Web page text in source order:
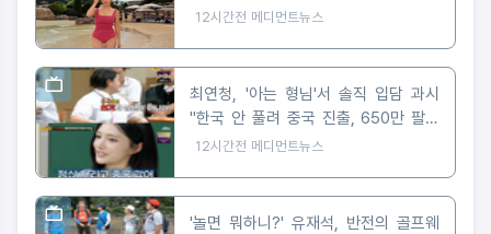
12시간전 메디먼트뉴스
최연청, '아는 형님'서 솔직 입담 과시
"한국 안 풀려 중국 진출, 650만 팔로
워 대박"
12시간전 메디먼트뉴스
'놀면 뭐하니?' 유재석, 반전의 골프웨